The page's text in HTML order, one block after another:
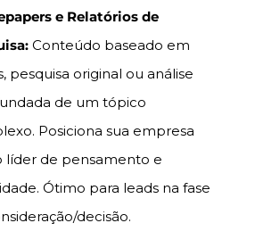
e Relatórios de
Conteúdo baseado em
pesquisa original ou análise
de um tópico
Posiciona sua empresa
líder de pensamento e
Ótimo para leads na fase
decisão.